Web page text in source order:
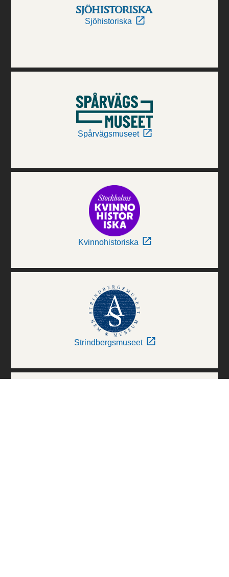
Sjöhistoriska
Spårvägsmuseet
Kvinnohistoriska
Strindbergsmuseet